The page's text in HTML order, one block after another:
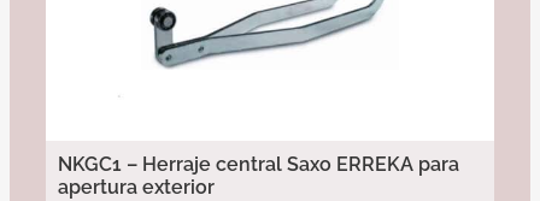
NKGC1 – Herraje central Saxo ERREKA para
apertura exterior